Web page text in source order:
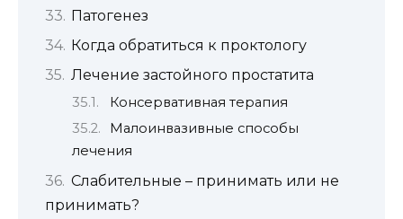
Патогенез
Когда обратиться к проктологу
Лечение застойного простатита
Консервативная терапия
Малоинвазивные способы
лечения
Слабительные – принимать или не
принимать?